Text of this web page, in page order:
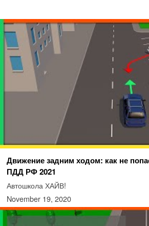
Движение задним ходом: как не
ПДД РФ 2021
Автошкола ХАЙВ!
November 19, 2020